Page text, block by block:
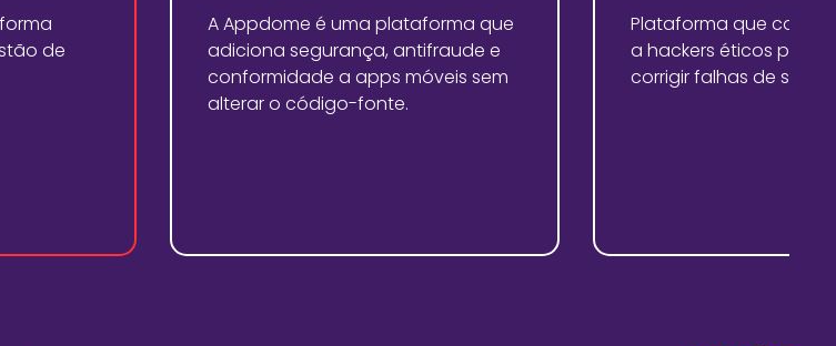
de
A Appdome é uma plataforma que
adiciona segurança, antifraude e
conformidade a apps móveis sem
alterar o código-fonte.
Plataforma que
a hackers éticos para
corrigir falhas de